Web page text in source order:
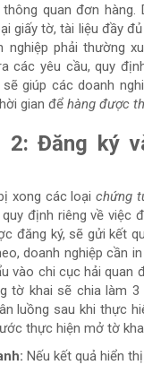
quan đơn hàng.
giấy tờ, tài liệu đầy
nghiệp phải thường
các yêu cầu, quy
giúp các doanh
gian để hàng được
2: Đăng ký
xong các loạichứng
định riêng về việc
đăng ký, sẽ gửi kết
doanh nghiệp cần
vào chi cục hải quan
tờ khai sẽ chia làm 3
luồng sau khi thực
thực hiện mở tờ
Nếu kết quả hiển